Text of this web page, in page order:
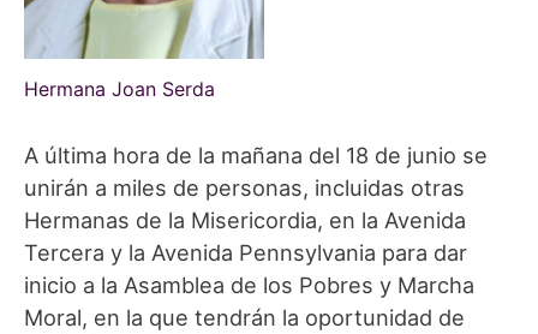
Hermana Joan Serda
A última hora de la mañana del 18 de junio se
unirán a miles de personas, incluidas otras
Hermanas de la Misericordia, en la Avenida
Tercera y la Avenida Pennsylvania para dar
inicio a la Asamblea de los Pobres y Marcha
Moral, en la que tendrán la oportunidad de